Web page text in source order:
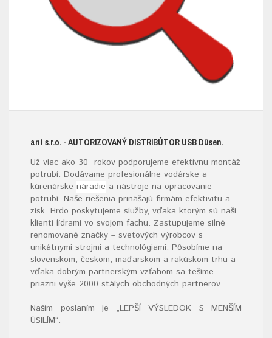
ant s.r.o. - AUTORIZOVANÝ DISTRIBÚTOR USB Düsen.
Už viac ako 30 rokov podporujeme efektívnu montáž
potrubí. Dodávame profesionálne vodárske a
kúrenárske náradie a nástroje na opracovanie
potrubí. Naše riešenia prinášajú firmám efektivitu a
zisk. Hrdo poskytujeme služby, vďaka ktorým sú naši
klienti lídrami vo svojom fachu. Zastupujeme silné
renomované značky – svetových výrobcov s
unikátnymi strojmi a technológiami. Pôsobíme na
slovenskom, českom, maďarskom a rakúskom trhu a
vďaka dobrým partnerským vzťahom sa tešíme
priazni vyše 2000 stálych obchodných partnerov.
Naším poslaním je „LEPŠÍ VÝSLEDOK S MENŠÍM
ÚSILÍM“.